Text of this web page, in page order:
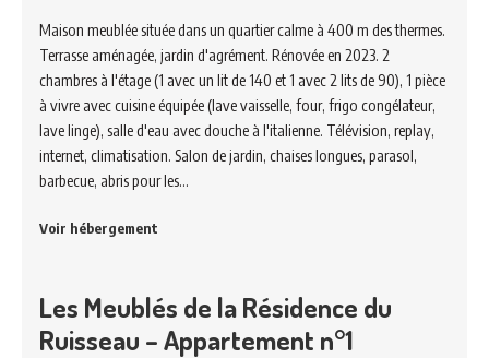
Maison meublée située dans un quartier calme à 400 m des thermes.
Terrasse aménagée, jardin d'agrément. Rénovée en 2023. 2
chambres à l'étage (1 avec un lit de 140 et 1 avec 2 lits de 90), 1 pièce
à vivre avec cuisine équipée (lave vaisselle, four, frigo congélateur,
lave linge), salle d'eau avec douche à l'italienne. Télévision, replay,
internet, climatisation. Salon de jardin, chaises longues, parasol,
barbecue, abris pour les…
Voir hébergement
Les Meublés de la Résidence du
Ruisseau – Appartement n°1